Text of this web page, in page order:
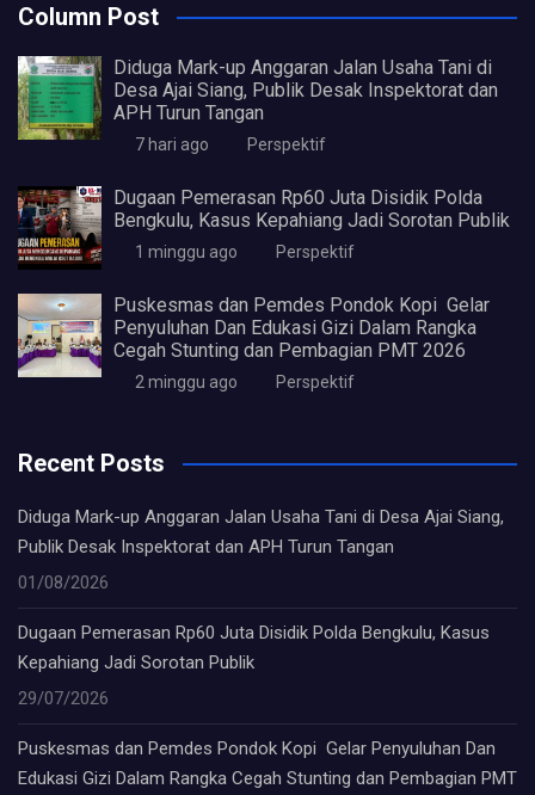
Column Post
Diduga Mark-up Anggaran Jalan Usaha Tani di
Desa Ajai Siang, Publik Desak Inspektorat dan
APH Turun Tangan
7 hari ago Perspektif
Dugaan Pemerasan Rp60 Juta Disidik Polda
Bengkulu, Kasus Kepahiang Jadi Sorotan Publik
1 minggu ago Perspektif
Puskesmas dan Pemdes Pondok Kopi Gelar
Penyuluhan Dan Edukasi Gizi Dalam Rangka
Cegah Stunting dan Pembagian PMT 2026
2 minggu ago Perspektif
Recent Posts
Diduga Mark-up Anggaran Jalan Usaha Tani di Desa Ajai Siang,
Publik Desak Inspektorat dan APH Turun Tangan
01/08/2026
Dugaan Pemerasan Rp60 Juta Disidik Polda Bengkulu, Kasus
Kepahiang Jadi Sorotan Publik
29/07/2026
Puskesmas dan Pemdes Pondok Kopi Gelar Penyuluhan Dan
Edukasi Gizi Dalam Rangka Cegah Stunting dan Pembagian PMT